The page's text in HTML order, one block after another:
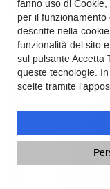
fanno uso di
per il
descritte nella
funzionalità del sito
sul pulsante Accetta
queste tecnologie.
scelte tramite